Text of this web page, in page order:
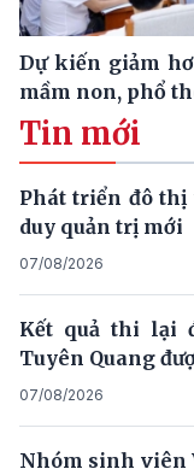
Dự kiến giảm
mầm non, phổ
Tin mới
Phát triển đô thị
duy quản trị mới
07/08/2026
Kết quả thi lại
Tuyên Quang
07/08/2026
Nhóm sinh viên